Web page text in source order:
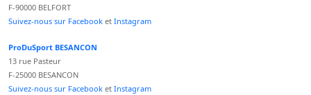
F-90000 BELFORT
Suivez-nous sur Facebook et Instagram
ProDuSport BESANCON
13 rue Pasteur
F-25000 BESANCON
Suivez-nous sur Facebook et Instagram